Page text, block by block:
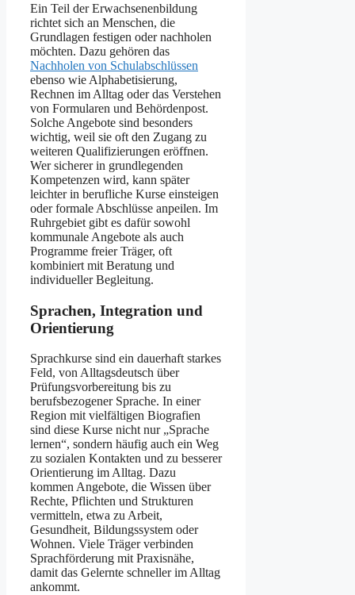
Ein Teil der Erwachsenenbildung
richtet sich an Menschen, die
Grundlagen festigen oder nachholen
möchten. Dazu gehören das
Nachholen von Schulabschlüssen
ebenso wie Alphabetisierung,
Rechnen im Alltag oder das Verstehen
von Formularen und Behördenpost.
Solche Angebote sind besonders
wichtig, weil sie oft den Zugang zu
weiteren Qualifizierungen eröffnen.
Wer sicherer in grundlegenden
Kompetenzen wird, kann später
leichter in berufliche Kurse einsteigen
oder formale Abschlüsse anpeilen. Im
Ruhrgebiet gibt es dafür sowohl
kommunale Angebote als auch
Programme freier Träger, oft
kombiniert mit Beratung und
individueller Begleitung.
Sprachen, Integration und
Orientierung
Sprachkurse sind ein dauerhaft starkes
Feld, von Alltagsdeutsch über
Prüfungsvorbereitung bis zu
berufsbezogener Sprache. In einer
Region mit vielfältigen Biografien
sind diese Kurse nicht nur „Sprache
lernen“, sondern häufig auch ein Weg
zu sozialen Kontakten und zu besserer
Orientierung im Alltag. Dazu
kommen Angebote, die Wissen über
Rechte, Pflichten und Strukturen
vermitteln, etwa zu Arbeit,
Gesundheit, Bildungssystem oder
Wohnen. Viele Träger verbinden
Sprachförderung mit Praxisnähe,
damit das Gelernte schneller im Alltag
ankommt.